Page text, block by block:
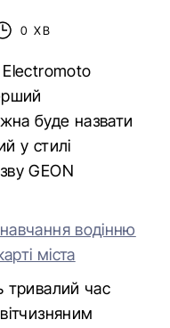
0 ХВ
Electromoto
буде назвати
у стилі
GEON
водінню
міста
тривалий час